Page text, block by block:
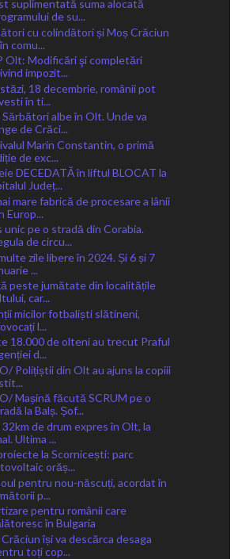
suplimentată suma alocată
de su...
cu colindători și Moș Crăciun
comu...
Olt: Modificări şi completări
impozit...
18 decembrie, românii pot
în ti...
Sărbători albe în Olt. Unde va
de Crăci...
Marin Constantin, o primă
de exc...
DECEDATĂ în liftul BLOCAT la
Județ...
mare fabrică de procesare a lânii
Europ...
unic pe o stradă din Corabia.
de circu...
zile libere în 2024. Și 6 și 7
...
peste jumătate din localitățile
car...
micilor fotbaliști slătineni,
l...
18.000 de olteni au trecut Praful
d...
Polițiștii din Olt au ajuns la copiii
Mașină făcută SCRUM pe o
la Balș. Șof...
de drum expres în Olt, la
Ultima ...
la Scornicești: parc
orăș...
pentru nou-născuți, acordat în
p...
pentru românii care
în Bulgaria
își va descărca desaga
toți cop...